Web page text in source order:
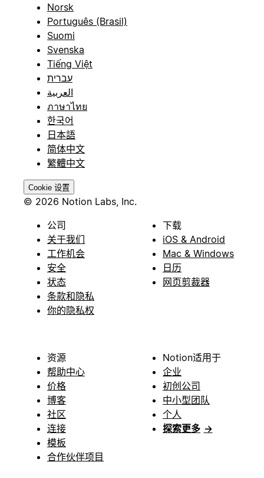
Norsk
Português (Brasil)
Suomi
Svenska
Tiếng Việt
עברית
العربية
ภาษาไทย
한국어
日本語
简体中文
繁體中文
Cookie 设置
© 2026 Notion Labs, Inc.
公司
关于我们
工作机会
安全
状态
条款和隐私
你的隐私权
下载
iOS & Android
Mac & Windows
日历
网页剪裁器
资源
帮助中心
价格
博客
社区
连接
模板
合作伙伴项目
Notion适用于
企业
初创公司
中小型团队
个人
探索更多 →